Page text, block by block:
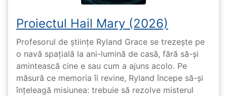
Proiectul Hail Mary (2026)
Profesorul de științe Ryland Grace se trezește pe
o navă spațială la ani-lumină de casă, fără să-și
amintească cine e sau cum a ajuns acolo. Pe
măsură ce memoria îi revine, Ryland începe să-și
înțeleagă misiunea: trebuie să rezolve misterul